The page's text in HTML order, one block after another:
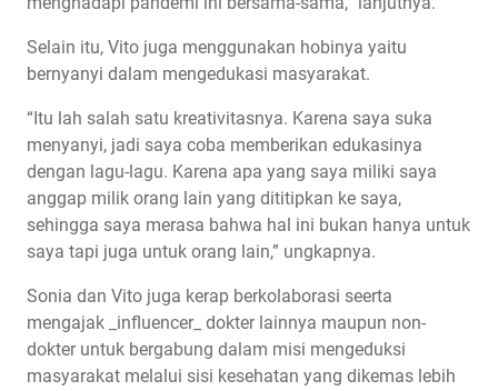
Selain itu, Vito juga menggunakan hobinya yaitu
bernyanyi dalam mengedukasi masyarakat.
“Itu lah salah satu kreativitasnya. Karena saya suka
menyanyi, jadi saya coba memberikan edukasinya
dengan lagu-lagu. Karena apa yang saya miliki saya
anggap milik orang lain yang dititipkan ke saya,
sehingga saya merasa bahwa hal ini bukan hanya untuk
saya tapi juga untuk orang lain,” ungkapnya.
Sonia dan Vito juga kerap berkolaborasi seerta
mengajak _influencer_ dokter lainnya maupun non-
dokter untuk bergabung dalam misi mengeduksi
masyarakat melalui sisi kesehatan yang dikemas lebih